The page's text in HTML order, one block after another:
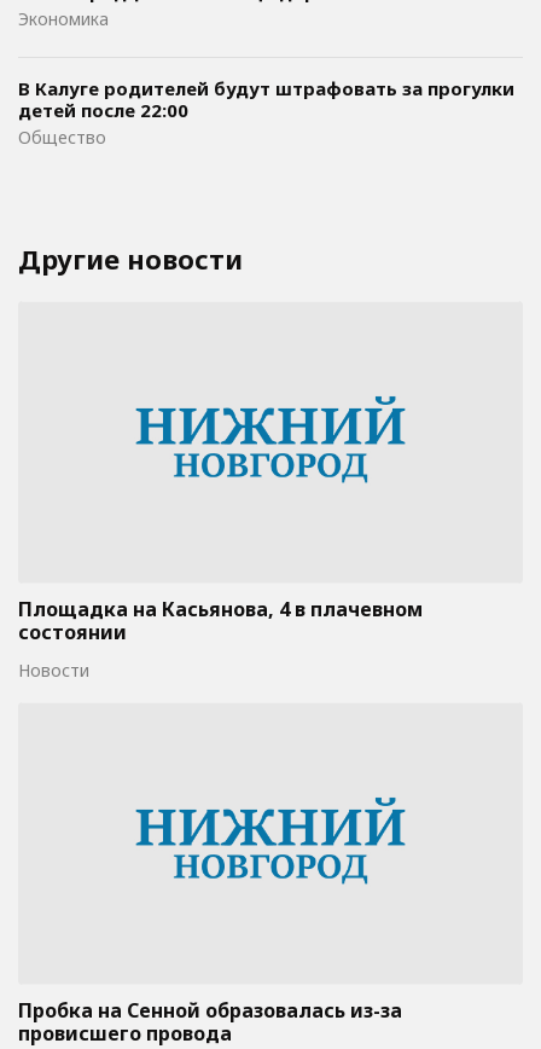
Экономика
В Калуге родителей будут штрафовать за прогулки
детей после 22:00
Общество
Другие новости
Площадка на Касьянова, 4 в плачевном
состоянии
Новости
Пробка на Сенной образовалась из-за
провисшего провода